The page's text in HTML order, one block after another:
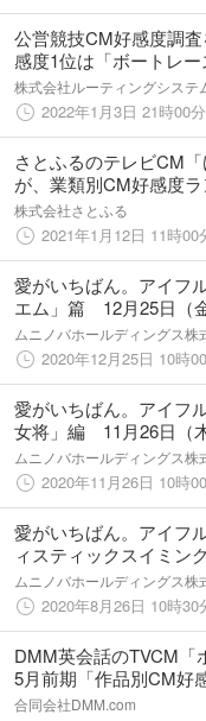
公営競技CM好感度調
感度1位は「ボートレー
株式会社ルーティングシステ
2022年1月3日 21時00分
さとふるのテレビCM
が、業類別CM好感度
株式会社さとふる
2021年1月12日 11時00
愛がいちばん。アイフ
エム」篇 12月25日（
ア開始
ムニノバホールディングス株
2020年12月25日 10時
愛がいちばん。アイフ
女将」編 11月26日（
ア開始
ムニノバホールディングス株
2020年11月26日 10時
愛がいちばん。アイフ
ィスティックスイミ
（水）から全国でオンエ
ムニノバホールディングス株
2020年8月26日 10時30
DMM英会話のTVCM「
5月前期「作品別CM好
獲得！
合同会社DMM.com